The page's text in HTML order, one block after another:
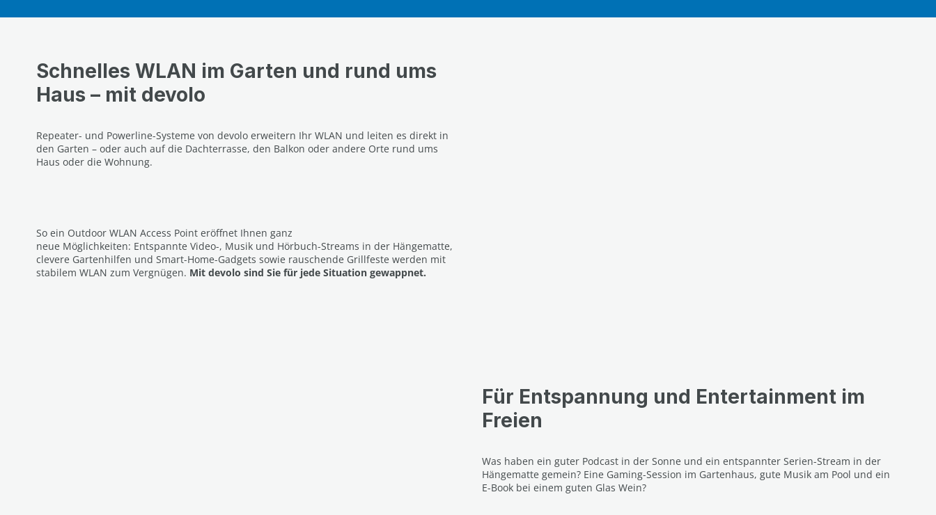
Schnelles WLAN im Garten und rund ums
Haus – mit devolo
Repeater- und Powerline-Systeme von devolo erweitern Ihr WLAN und leiten es direkt in
den Garten – oder auch auf die Dachterrasse, den Balkon oder andere Orte rund ums
Haus oder die Wohnung.
So ein Outdoor WLAN Access Point eröffnet Ihnen ganz
neue Möglichkeiten: Entspannte Video-, Musik und Hörbuch-Streams in der Hängematte,
clevere Gartenhilfen und Smart-Home-Gadgets sowie rauschende Grillfeste werden mit
stabilem WLAN zum Vergnügen. Mit devolo sind Sie für jede Situation gewappnet.
Für Entspannung und Entertainment im
Freien
Was haben ein guter Podcast in der Sonne und ein entspannter Serien-Stream in der
Hängematte gemein? Eine Gaming-Session im Gartenhaus, gute Musik am Pool und ein
E-Book bei einem guten Glas Wein?